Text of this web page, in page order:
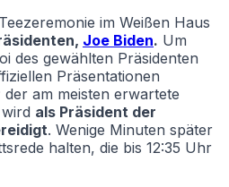
im Weißen Haus
Joe Biden. Um
des gewählten Präsidenten
Präsentationen
der am meisten erwartete
als Präsident der
. Wenige Minuten später
halten, die bis 12:35 Uhr